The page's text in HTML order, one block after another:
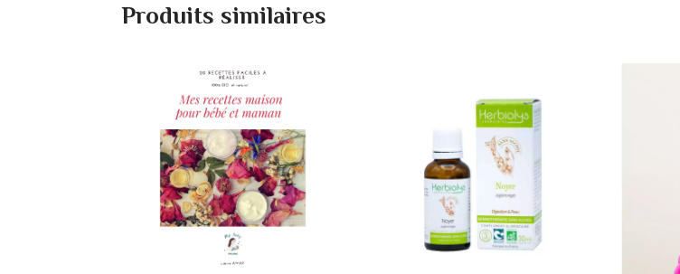
Produits similaires